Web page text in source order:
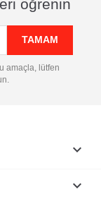
öğrenin
amaçla, lütfen

